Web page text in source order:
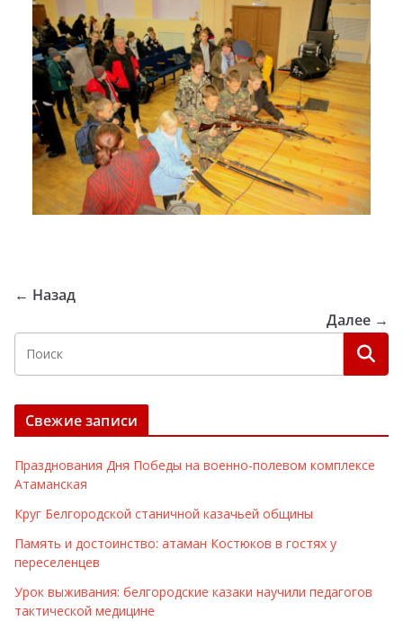
← Назад
Далее →
Свежие записи
Празднования Дня Победы на военно-полевом комплексе
Атаманская
Круг Белгородской станичной казачьей общины
Память и достоинство: атаман Костюков в гостях у
переселенцев
Урок выживания: белгородские казаки научили педагогов
тактической медицине